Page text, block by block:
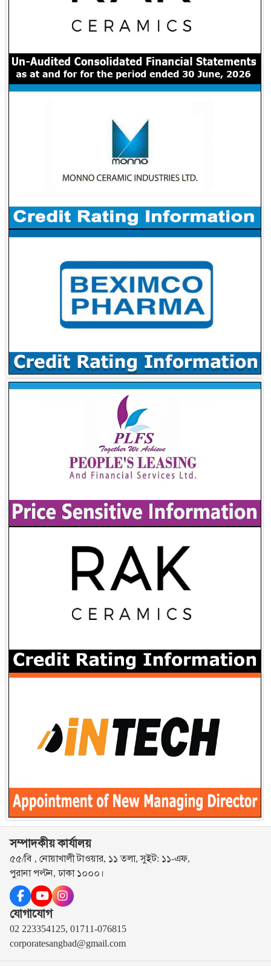
সম্পাদকীয় কার্যালয়
৫৫/বি , নোয়াখালী টাওয়ার, ১১ তলা, সুইট: ১১-এফ,
পুরানা পল্টন, ঢাকা ১০০০।
যোগাযোগ
02 223354125, 01711-076815
corporatesangbad@gmail.com